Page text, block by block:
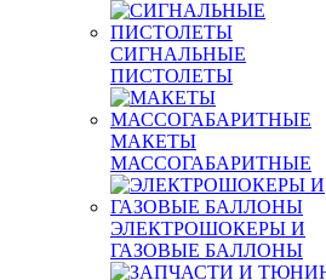
СИГНАЛЬНЫЕ
ПИСТОЛЕТЫ
МАКЕТЫ
МАССОГАБАРИТНЫЕ
ЭЛЕКТРОШОКЕРЫ И
ГАЗОВЫЕ БАЛЛОНЫ